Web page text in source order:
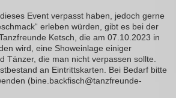
Event verpasst haben, jedoch gerne
erleben würden, gibt es bei der
Ketsch, die am 07.10.2023 in
wird, eine Showeinlage einiger
Tänzer, die man nicht verpassen sollte.
an Eintrittskarten. Bei Bedarf bitte
(bine.backfisch@tanzfreunde-